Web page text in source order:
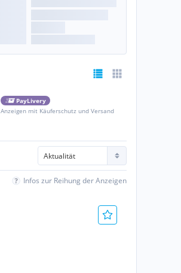
PayLivery
Anzeigen mit Käuferschutz und Versand
Infos zur Reihung der Anzeigen